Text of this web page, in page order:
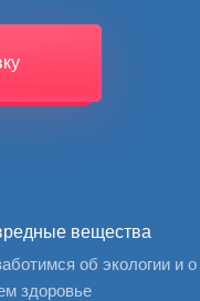
вещества
об экологии и о
здоровье